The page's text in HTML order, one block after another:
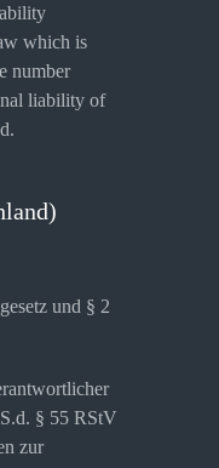
which is
number
liability of
und § 2
§ 55 RStV
zur